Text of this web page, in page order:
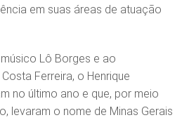
em suas áreas de atuação
Lô Borges e ao
Ferreira, o Henrique
no último ano e que, por meio
levaram o nome de Minas Gerais